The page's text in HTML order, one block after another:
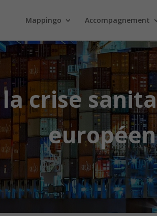
Mappingo Accompagnement
crise